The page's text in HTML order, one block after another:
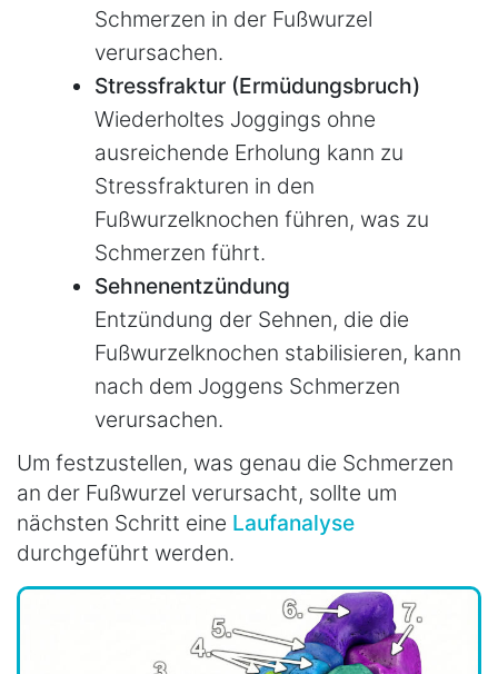
Schmerzen in der Fußwurzel
verursachen.
Stressfraktur (Ermüdungsbruch)
Wiederholtes Joggings ohne
ausreichende Erholung kann zu
Stressfrakturen in den
Fußwurzelknochen führen, was zu
Schmerzen führt.
Sehnenentzündung
Entzündung der Sehnen, die die
Fußwurzelknochen stabilisieren, kann
nach dem Joggens Schmerzen
verursachen.
Um festzustellen, was genau die Schmerzen
an der Fußwurzel verursacht, sollte um
nächsten Schritt eine Laufanalyse
durchgeführt werden.